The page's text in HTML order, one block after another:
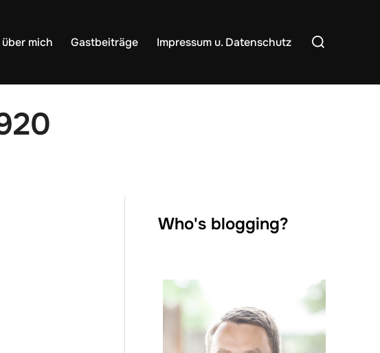
über mich Gastbeiträge Impressum u. Datenschutz
Suchen
nach:
Who's blogging?